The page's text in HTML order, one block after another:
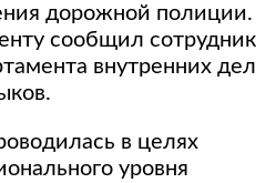
дорожной полиции.
сообщил сотрудник
внутренних дел
в целях
уровня